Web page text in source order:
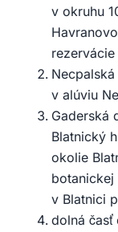
v okruhu
v alúviu
Gaderská
Blatnický
okolie
botanickej
v Blatnici
dolná časť